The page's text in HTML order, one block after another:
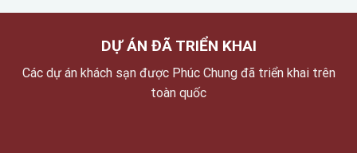
DỰ ÁN ĐÃ TRIỂN KHAI
Các dự án khách sạn được Phúc Chung đã triển khai trên
toàn quốc